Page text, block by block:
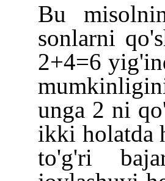
Bu
sonlarni
2+4=6
unga 2 ni
ikki holatda
to'g'ri